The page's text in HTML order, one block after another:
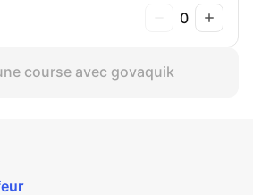
0
course avec govaquik